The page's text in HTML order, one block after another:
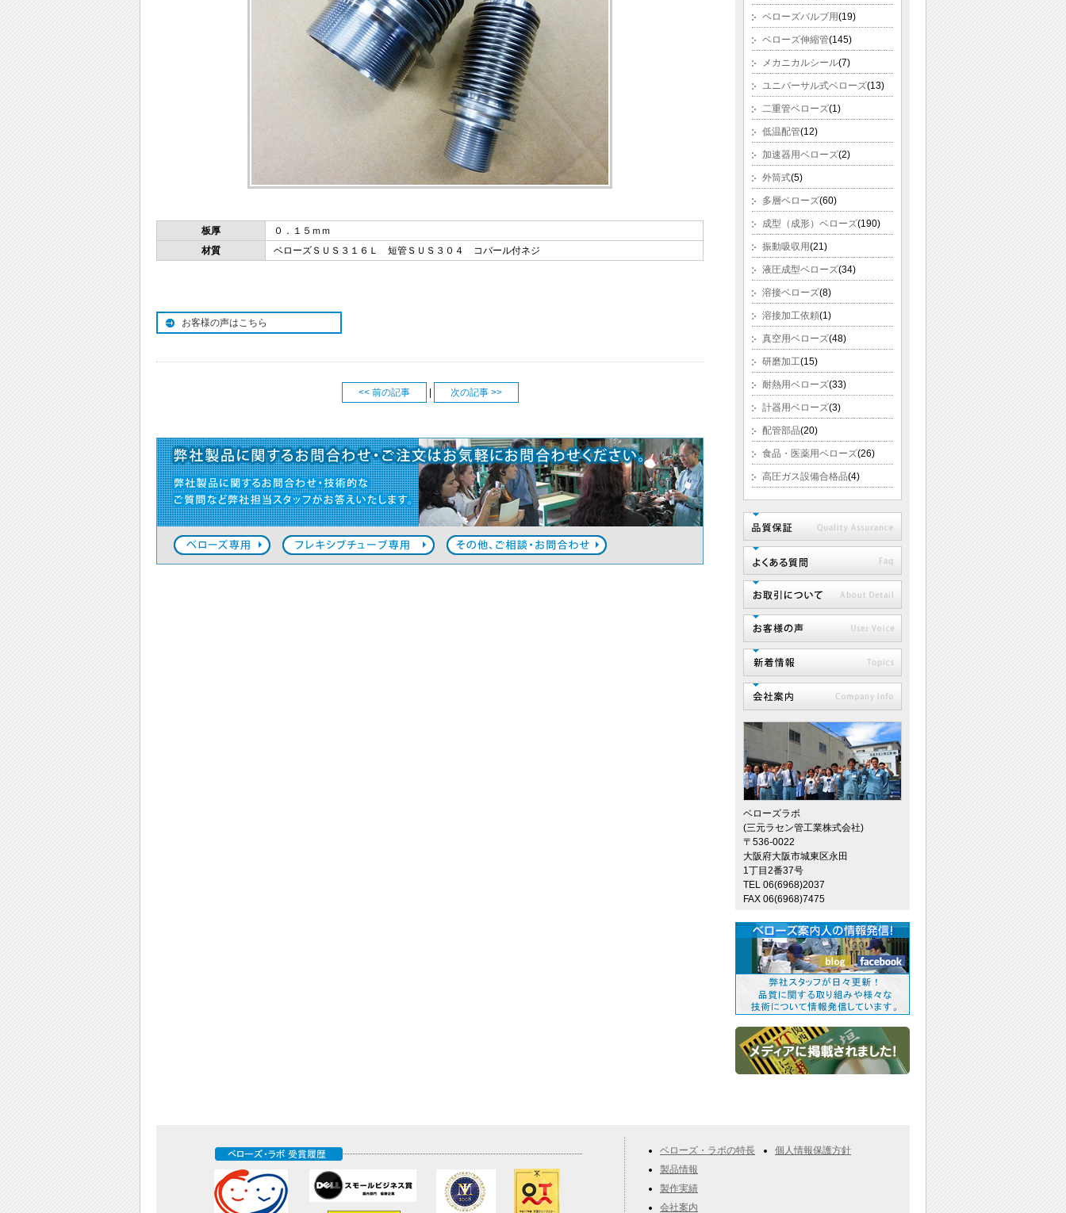
板厚
０．１５ｍｍ
材質
ベローズＳＵＳ３１６Ｌ 短管ＳＵＳ３０４ コバール付ネジ
お客様の声はこちら
<< 前の記事 次の記事 >>
ベローズバルブ用(19)
ベローズ伸縮管(145)
メカニカルシール(7)
ユニバーサル式ベローズ(13)
二重管ベローズ(1)
低温配管(12)
加速器用ベローズ(2)
外筒式(5)
多層ベローズ(60)
成型（成形）ベローズ(190)
振動吸収用(21)
液圧成型ベローズ(34)
溶接ベローズ(8)
溶接加工依頼(1)
真空用ベローズ(48)
研磨加工(15)
耐熱用ベローズ(33)
計器用ベローズ(3)
配管部品(20)
食品・医薬用ベローズ(26)
高圧ガス設備合格品(4)
ベローズラボ
(三元ラセン管工業株式会社)
〒536-0022
大阪府大阪市城東区永田
1丁目2番37号
TEL 06(6968)2037
FAX 06(6968)7475
ベローズ・ラボの特長
製品情報
製作実績
会社案内
個人情報保護方針